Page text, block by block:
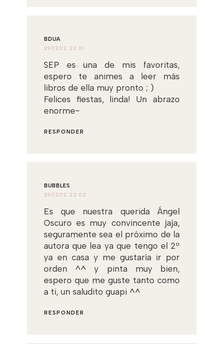
BDUA
29/12/12 22:01
SEP es una de mis favoritas,
espero te animes a leer más
libros de ella muy pronto ; )
Felices fiestas, linda! Un abrazo
enorme~
RESPONDER
BUBBLES
29/12/12 22:02
Es que nuestra querida Ángel
Oscuro es muy convincente jaja,
seguramente sea el próximo de la
autora que lea ya que tengo el 2º
ya en casa y me gustaría ir por
orden ^^ y pinta muy bien,
espero que me guste tanto como
a ti, un saludito guapi ^^
RESPONDER